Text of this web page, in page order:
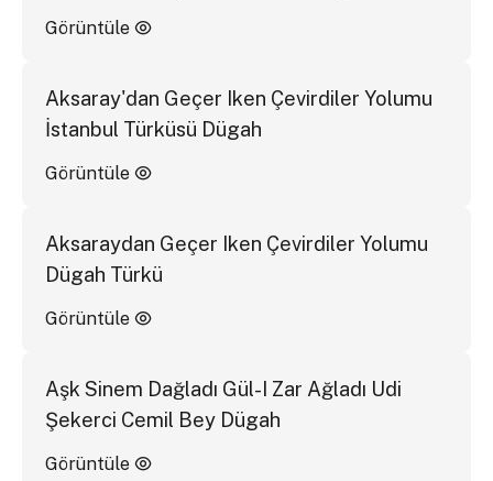
Görüntüle
Aksaray'dan Geçer Iken Çevirdiler Yolumu
İstanbul Türküsü Dügah
Görüntüle
Aksaraydan Geçer Iken Çevirdiler Yolumu
Dügah Türkü
Görüntüle
Aşk Sinem Dağladı Gül-I Zar Ağladı Udi
Şekerci Cemil Bey Dügah
Görüntüle